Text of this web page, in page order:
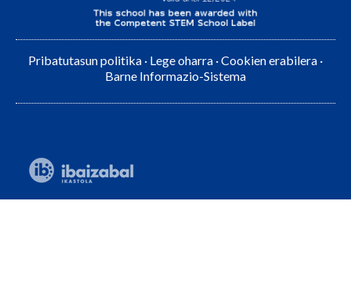
Pribatutasun politika · Lege oharra ·Cookien erabilera ·
Barne Informazio-Sistema